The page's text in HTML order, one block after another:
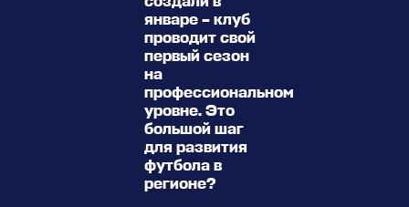
январе – клуб
проводит свой
первый сезон
на
профессиональном
уровне. Это
большой шаг
для развития
футбола в
регионе?